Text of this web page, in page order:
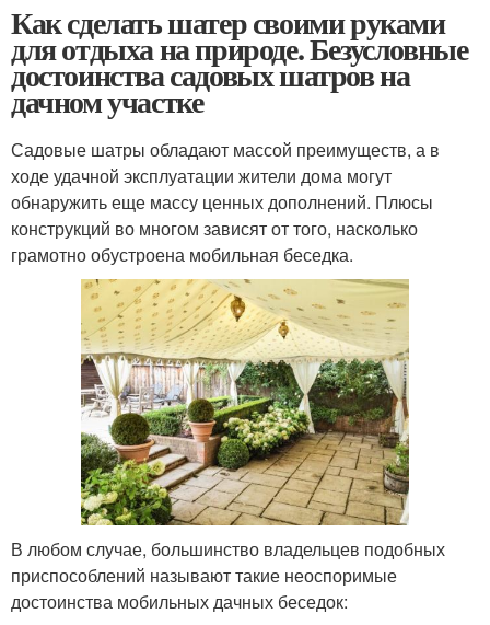
Как сделать шатер своими руками
для отдыха на природе. Безусловные
достоинства садовых шатров на
дачном участке
Садовые шатры обладают массой преимуществ, а в
ходе удачной эксплуатации жители дома могут
обнаружить еще массу ценных дополнений. Плюсы
конструкций во многом зависят от того, насколько
грамотно обустроена мобильная беседка.
В любом случае, большинство владельцев подобных
приспособлений называют такие неоспоримые
достоинства мобильных дачных беседок: